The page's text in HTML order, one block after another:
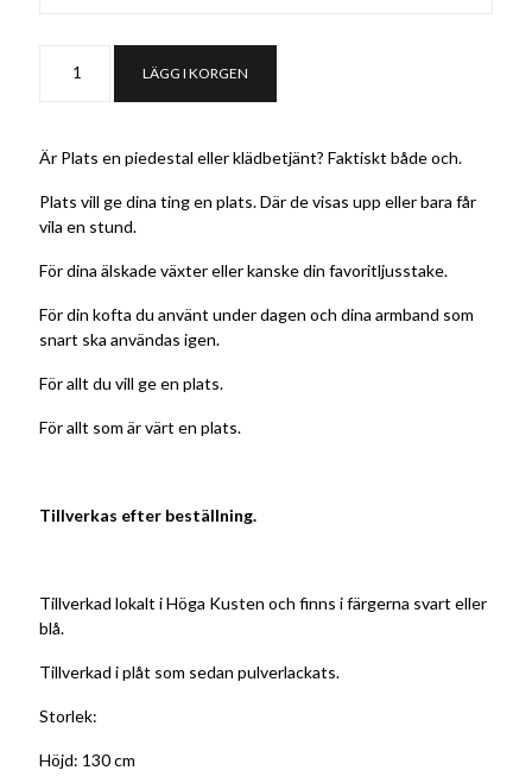
LÄGG I KORGEN
Är Plats en piedestal eller klädbetjänt? Faktiskt både och.
Plats vill ge dina ting en plats. Där de visas upp eller bara får
vila en stund.
För dina älskade växter eller kanske din favoritljusstake.
För din kofta du använt under dagen och dina armband som
snart ska användas igen.
För allt du vill ge en plats.
För allt som är värt en plats.
Tillverkas efter beställning.
Tillverkad lokalt i Höga Kusten och finns i färgerna svart eller
blå.
Tillverkad i plåt som sedan pulverlackats.
Storlek:
Höjd: 130 cm